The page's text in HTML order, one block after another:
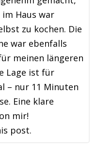
im Haus war
zu kochen. Die
war ebenfalls
meinen längeren
Lage ist für
– nur 11 Minuten
Eine klare
mir!
post.